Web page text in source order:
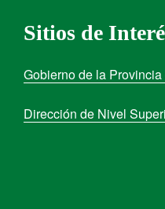
Sitios de
Gobierno de la
Dirección de Nivel